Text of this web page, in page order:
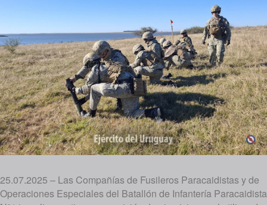
25.07.2025 – Las Compañías de Fusileros Paracaidistas y de
Operaciones Especiales del Batallón de Infantería Paracaidista